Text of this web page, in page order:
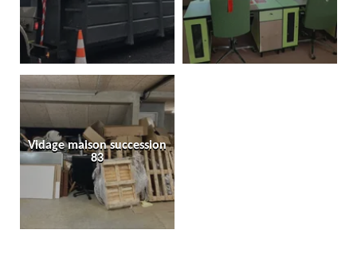
Vidage maison succession
83